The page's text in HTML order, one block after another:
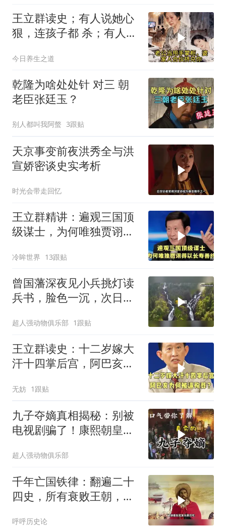
王立群读史；有人说她心
狠，连孩子都 杀；有人说
有仇人
今日养生之道
乾隆为啥处处针 对三 朝
老臣张廷玉？
别人都叫我阿螫 3跟贴
天京事变前夜洪秀全与洪
宣娇密谈史实考析
时光会带走回忆
王立群精讲：遍观三国顶
级谋士，为何唯独贾诩得
冷眸世界 13跟贴
曾国藩深夜见小兵挑灯读
兵书，脸色一沉，次日如
超人强动物俱乐部 1跟贴
王立群读史：十二岁嫁大
汗十四掌后宫，阿巴亥为
无妨 1跟贴
九子夺嫡真相揭秘：别被
电视剧骗了！康熙朝皇位
超人强动物俱乐部
千年亡国铁律：翻遍二十
四史，所有衰败王朝，都
呼呼历史论